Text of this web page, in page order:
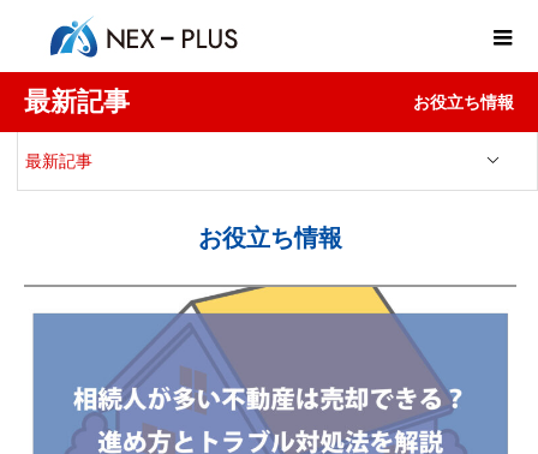
最新記事 お役立ち情報
最新記事
お役立ち情報